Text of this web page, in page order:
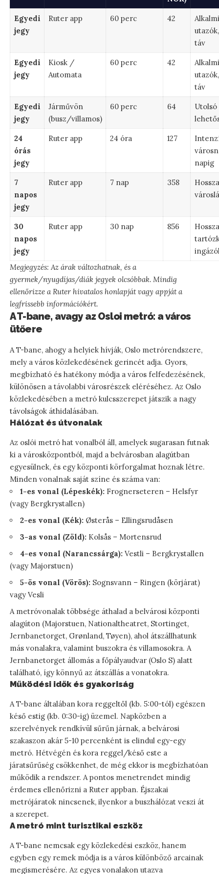
Egyedi
jegy
Ruter app 60 perc 42
Alkalmi
táv
Egyedi
jegy
Kiosk /
Automata
60 perc 42
Alkalmi
táv
Egyedi
jegy
Járművön
(busz/villamos)
60 perc 64
Utolsó
24
órás
jegy
Ruter app 24 óra 127
napig
7
napos
jegy
Ruter app 7 nap 358
30
napos
jegy
Ruter app 30 nap 856
Megjegyzés: Az árak változhatnak, és a
gyermek/nyugdíjas/diák jegyek olcsóbbak. Mindig
ellenőrizze a Ruter hivatalos honlapját vagy appját a
legfrissebb információkért.
A T-bane, avagy az Osloi metró: a város
ütőere
A T-bane, ahogy a helyiek hívják, Oslo metrórendszere,
mely a város közlekedésének gerincét adja. Gyors,
megbízható és hatékony módja a város felfedezésének,
különösen a távolabbi városrészek eléréséhez. Az Oslo
közlekedésében a metró kulcsszerepet játszik a nagy
távolságok áthidalásában.
Hálózat és útvonalak
Az oslói metró hat vonalból áll, amelyek sugarasan futnak
ki a városközpontból, majd a belvárosban alagútban
egyesülnek, és egy központi körforgalmat hoznak létre.
Minden vonalnak saját színe és száma van:
1-es vonal (Lépeskék): Frognerseteren – Helsfyr
(vagy Bergkrystallen)
2-es vonal (Kék): Østerås – Ellingsrudåsen
3-as vonal (Zöld): Kolsås – Mortensrud
4-es vonal (Narancssárga): Vestli – Bergkrystallen
(vagy Majorstuen)
5-ös vonal (Vörös): Sognsvann – Ringen (körjárat)
vagy Vesli
A metróvonalak többsége áthalad a belvárosi központi
alagúton (Majorstuen, Nationaltheatret, Stortinget,
Jernbanetorget, Grønland, Tøyen), ahol átszállhatunk
más vonalakra, valamint buszokra és villamosokra. A
Jernbanetorget állomás a főpályaudvar (Oslo S) alatt
található, így könnyű az átszállás a vonatokra.
Működési idők és gyakoriság
A T-bane általában kora reggeltől (kb. 5:00-tól) egészen
késő estig (kb. 0:30-ig) üzemel. Napközben a
szerelvények rendkívül sűrűn járnak, a belvárosi
szakaszon akár 5-10 percenként is elindul egy-egy
metró. Hétvégén és kora reggel/késő este a
járatsűrűség csökkenhet, de még ekkor is megbízhatóan
működik a rendszer. A pontos menetrendet mindig
érdemes ellenőrizni a Ruter appban. Éjszakai
metrójáratok nincsenek, ilyenkor a buszhálózat veszi át
a szerepet.
A metró mint turisztikai eszköz
A T-bane nemcsak egy közlekedési eszköz, hanem
egyben egy remek módja is a város különböző arcainak
megismerésére. Az egyes vonalakon utazva